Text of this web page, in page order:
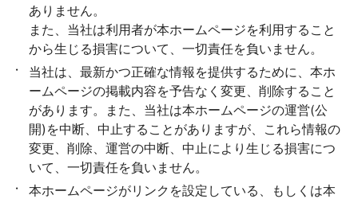
ありません。
また、当社は利用者が本ホームページを利用すること
から生じる損害について、一切責任を負いません。
当社は、最新かつ正確な情報を提供するために、本ホ
ームページの掲載内容を予告なく変更、削除すること
があります。また、当社は本ホームページの運営(公
開)を中断、中止することがありますが、これら情報の
変更、削除、運営の中断、中止により生じる損害につ
いて、一切責任を負いません。
本ホームページがリンクを設定している、もしくは本